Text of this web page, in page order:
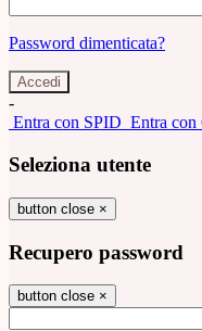
Password dimenticata?
-
Entra con SPID Entra con
Seleziona utente
button close ×
Recupero password
button close ×